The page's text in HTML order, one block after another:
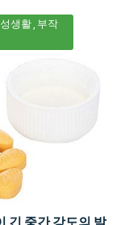
생활 부작
긴 중간 강도의 발